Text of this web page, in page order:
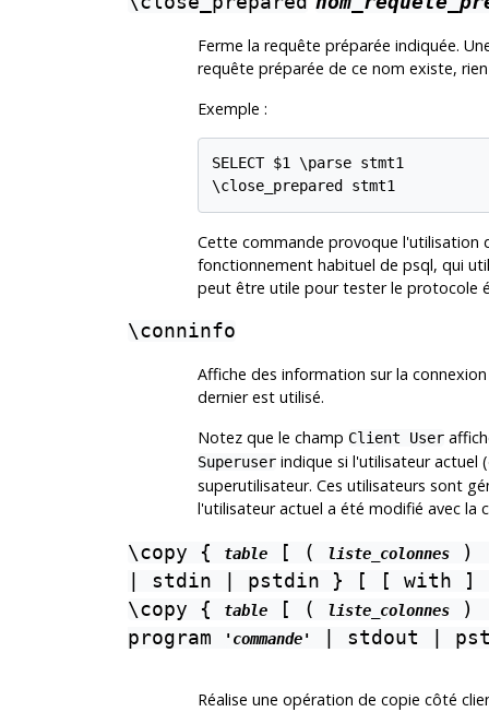
Ferme la requête préparée indiquée.
requête préparée de ce nom existe,
Exemple :
SELECT $1 \parse stmt1
Cette commande provoque
fonctionnement habituel de psql, qui
peut être utile pour tester le protocole
\conninfo
Affiche des information sur la
dernier est utilisé.
Notez que le champ Client User
Superuserindique si l'utilisateur actuel
superutilisateur. Ces utilisateurs sont
l'utilisateur actuel a été modifié avec la
\copy { table[ ( liste_colonnes)
| stdin | pstdin } [ [ with
\copy {
table[ ( liste_colonnes)
program
'commande' | stdout |
Réalise une opération de copie côté